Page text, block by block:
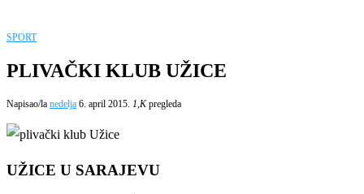
SPORT
PLIVAČKI KLUB UŽICE
Napisao/la nedelja 6. april 2015. 1,Kpregleda
UŽICE U SARAJEVU